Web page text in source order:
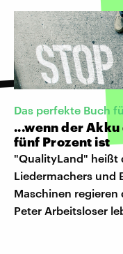
Das perfekte Buch
...wenn der
fünf Prozent ist
"QualityLand" heißt
Liedermachers und
Maschinen regieren
Peter Arbeitsloser